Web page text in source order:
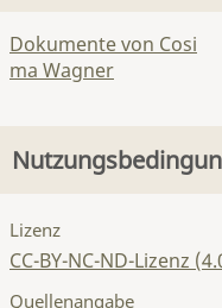
Dokumente von Cosi
ma Wagner
Lizenz
CC-BY-NC-ND-Lizenz
Quellenangabe